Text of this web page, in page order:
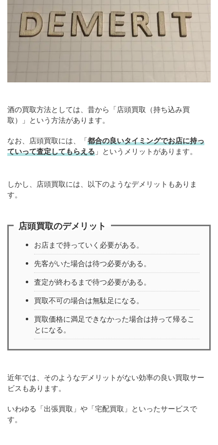
酒の買取方法としては、昔から「店頭買取（持ち込み買
取）」という方法があります。
なお、店頭買取には、「都合の良いタイミングでお店に持っ
ていって査定してもらえる 」というメリットがあります。
しかし、店頭買取には、以下のようなデメリットもありま
す。
店頭買取のデメリット
お店まで持っていく必要がある。
先客がいた場合は待つ必要がある。
査定が終わるまで待つ必要がある。
買取不可の場合は無駄足になる。
買取価格に満足できなかった場合は持って帰るこ
とになる。
近年では、そのようなデメリットがない効率の良い買取サー
ビスもあります。
いわゆる「出張買取」や「宅配買取」といったサービスで
す。